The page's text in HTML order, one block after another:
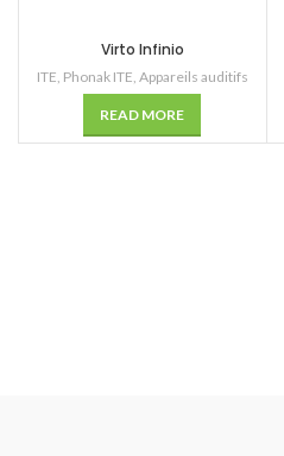
Virto Infinio
ITE, Phonak ITE, Appareils auditifs
READ MORE